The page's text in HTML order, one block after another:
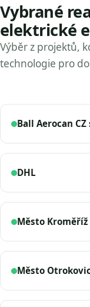
Vybrané
elektrické
Výběr z projektů,
technologie pro
Ball Aerocan CZ
DHL
Město Kroměříž
Město